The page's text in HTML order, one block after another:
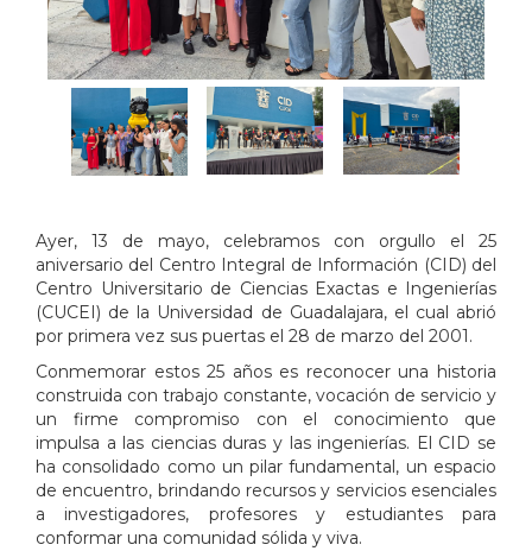
Ayer, 13 de mayo, celebramos con orgullo el 25
aniversario del Centro Integral de Información (CID) del
Centro Universitario de Ciencias Exactas e Ingenierías
(CUCEI) de la Universidad de Guadalajara, el cual abrió
por primera vez sus puertas el 28 de marzo del 2001.
Conmemorar estos 25 años es reconocer una historia
construida con trabajo constante, vocación de servicio y
un firme compromiso con el conocimiento que
impulsa a las ciencias duras y las ingenierías. El CID se
ha consolidado como un pilar fundamental, un espacio
de encuentro, brindando recursos y servicios esenciales
a investigadores, profesores y estudiantes para
conformar una comunidad sólida y viva.